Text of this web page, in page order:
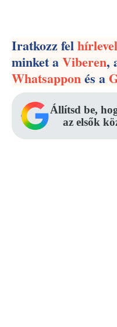
Iratkozz fel
minket aViberen,
Whatsapponés a
Állítsd be,
az elsők